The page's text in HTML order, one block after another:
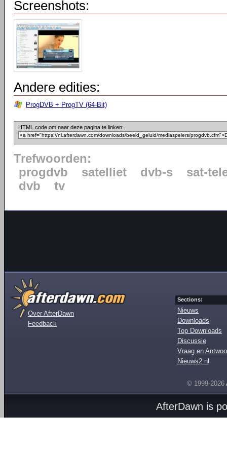
Screenshots:
Andere edities:
ProgDVB + ProgTV (64-Bit)
HTML code om naar deze pagina te linken:
Trefwoorden:
progdvb
satelliet dvb-s
sat-
dvb
tv
Over AfterDawn
Feedback
Sections:
Nieuws
Downloads
Top Downloads
Discussie
Vraag en
Nieuws2.nl
© 1999-2026
AfterDawn is